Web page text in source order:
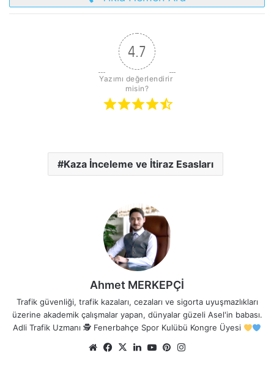
4.7
Yazımı değerlendirir
misin?
Kaza İnceleme ve İtiraz Esasları
Ahmet MERKEPÇİ
Trafik güvenliği, trafik kazaları, cezaları ve sigorta uyuşmazlıkları
üzerine akademik çalışmalar yapan, dünyalar güzeli Asel'in babası.
Adli Trafik Uzmanı 🕵Fenerbahçe Spor Kulübü Kongre Üyesi
Web Facebook
X LinkedIn
YouTubePinterest